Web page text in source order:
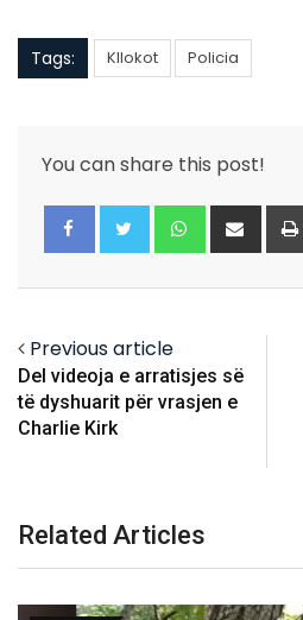
Tags: Kllokot Policia
You can share this post!
Whatsapp
Share
via
Previous article
Del videoja e arratisjes së
të dyshuarit për vrasjen e
Charlie Kirk
Related Articles